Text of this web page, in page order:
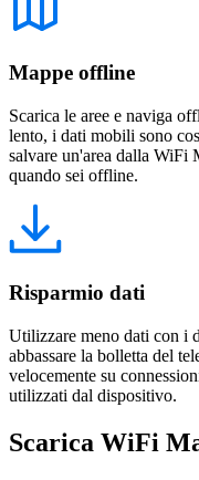
Mappe offline
Scarica le aree e naviga
lento, i dati mobili sono
salvare un'area dalla WiFi
quando sei offline.
Risparmio dati
Utilizzare meno dati con i
abbassare la bolletta del
velocemente su
utilizzati dal dispositivo.
Scarica WiFi